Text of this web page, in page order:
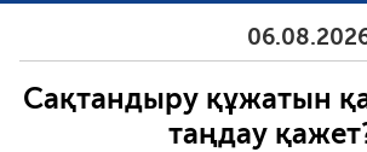
06.08.2026
Сақтандыру құжатын
таңдау